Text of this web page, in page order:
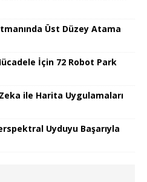
Üst Düzey Atama
İçin 72 Robot Park
ile Harita Uygulamaları
Uyduyu Başarıyla